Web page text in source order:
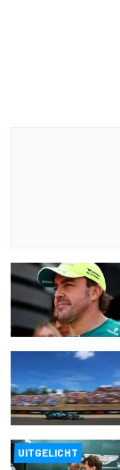
UITGELICHT